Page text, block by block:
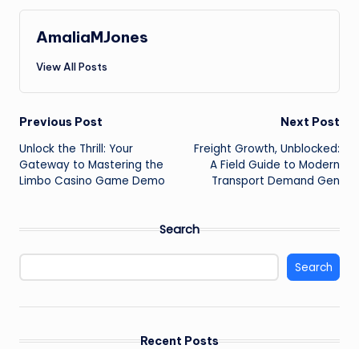
AmaliaMJones
View All Posts
Post
navigation
Previous Post
Unlock the Thrill: Your
Gateway to Mastering the
Limbo Casino Game Demo
Next Post
Freight Growth, Unblocked:
A Field Guide to Modern
Transport Demand Gen
Search
Search
Recent Posts